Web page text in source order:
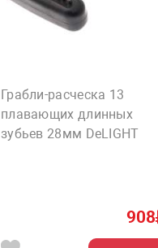
Грабли-расческа 13
плавающих длинных
зубьев 28мм DeLIGHT
908